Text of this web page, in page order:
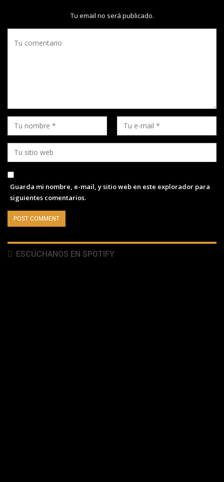
Tu email no será publicado.
Guarda mi nombre, e-mail, y sitio web en este explorador para
siguientes comentarios.
ESCÚCHANOS EN SPOTIFY